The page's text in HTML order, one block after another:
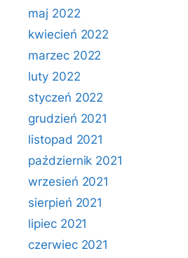
maj 2022
kwiecień 2022
marzec 2022
luty 2022
styczeń 2022
grudzień 2021
listopad 2021
październik 2021
wrzesień 2021
sierpień 2021
lipiec 2021
czerwiec 2021